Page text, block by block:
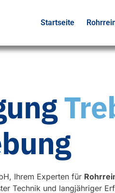
Startseite
Ihrem Experten für
Technik und langjähriger